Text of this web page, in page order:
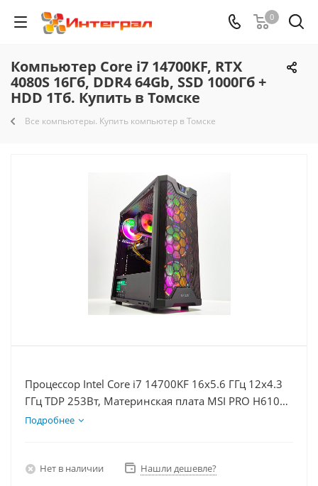
0
Компьютер Core i7 14700KF, RTX
4080S 16Гб, DDR4 64Gb, SSD 1000Гб +
HDD 1Тб. Купить в Томске
Все компьютеры. Купить компьютер в Томске
Процессор Intel Core i7 14700KF 16x5.6 ГГц 12x4.3
ГГц TDP 253Вт, Материнская плата MSI PRO H610M-
E, Видеокарта RTX 4080S 16Гб, Память DDR4 64Gb,
Подробнее
Нет в наличии Нашли дешевле?